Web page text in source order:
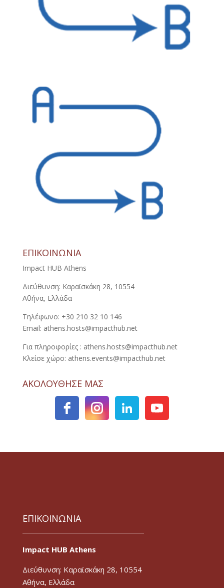
ΕΠΙΚΟΙΝΩΝΙΑ
Impact HUB Athens
Διεύθυνση: Καραϊσκάκη 28, 10554
Αθήνα, Ελλάδα
Τηλέφωνο: +30 210 32 10 146
Email: athens.hosts@impacthub.net
Για πληροφορίες : athens.hosts@impacthub.net
Κλείσε χώρο: athens.events@impacthub.net
ΑΚΟΛΟΥΘΗΣΕ ΜΑΣ
ΕΠΙΚΟΙΝΩΝΙΑ
Impact HUB Athens
Διεύθυνση: Καραϊσκάκη 28, 10554
Αθήνα, Ελλάδα